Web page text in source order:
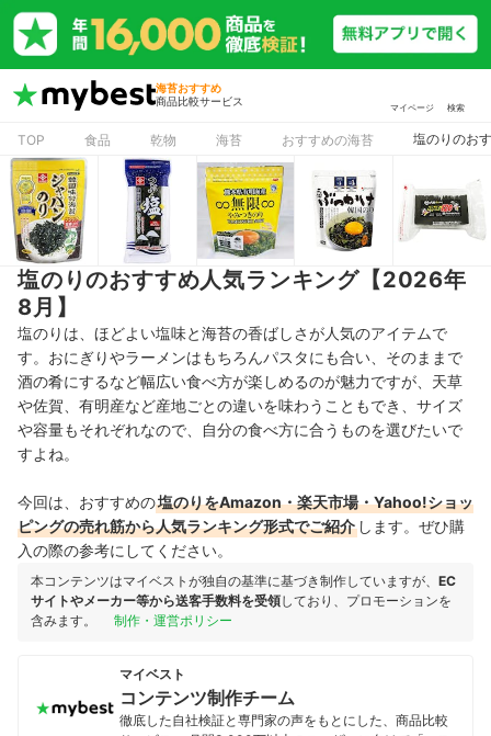
海苔おすすめ
商品比較サービス
マイページ 検索
TOP 食品 乾物 海苔 おすすめの海苔 塩のりのお
塩のりのおすすめ人気ランキング【2026年
8月】
塩のりは、ほどよい塩味と海苔の香ばしさが人気のアイテムで
す。おにぎりやラーメンはもちろんパスタにも合い、そのままで
酒の肴にするなど幅広い食べ方が楽しめるのが魅力ですが、天草
や佐賀、有明産など産地ごとの違いを味わうこともでき、サイズ
や容量もそれぞれなので、自分の食べ方に合うものを選びたいで
すよね。
今回は、おすすめの塩のりをAmazon・楽天市場・Yahoo!ショッ
ピングの売れ筋から人気ランキング形式でご紹介 します。ぜひ購
入の際の参考にしてください。
本コンテンツはマイベストが独自の基準に基づき制作していますが、 EC
サイトやメーカー等から送客手数料を受領しており、プロモーションを
含みます。
制作・運営ポリシー
マイベスト
コンテンツ制作チーム
徹底した自社検証と専門家の声をもとにした、商品比較